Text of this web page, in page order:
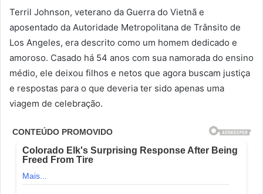
Terril Johnson, veterano da Guerra do Vietnã e
aposentado da Autoridade Metropolitana de Trânsito de
Los Angeles, era descrito como um homem dedicado e
amoroso. Casado há 54 anos com sua namorada do ensino
médio, ele deixou filhos e netos que agora buscam justiça
e respostas para o que deveria ter sido apenas uma
viagem de celebração.